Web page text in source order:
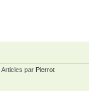
Articles par Pierrot